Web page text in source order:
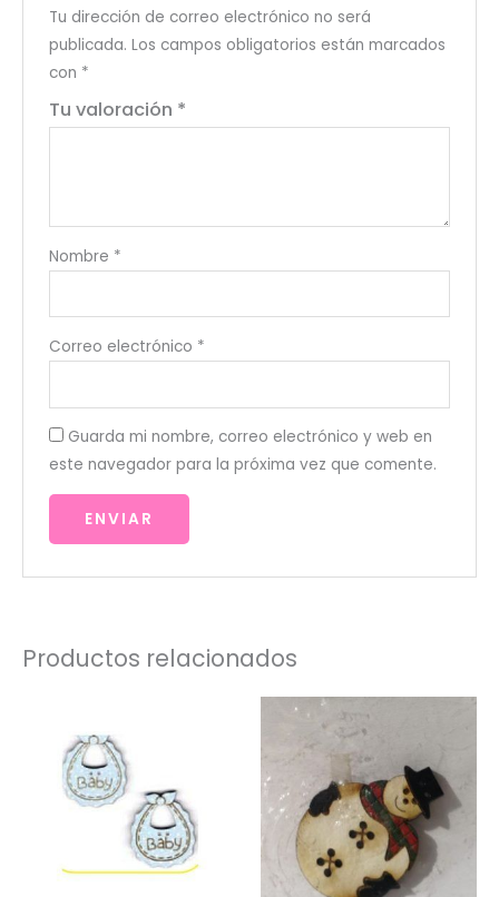
Tu dirección de correo electrónico no será
publicada. Los campos obligatorios están marcados
con *
Tu valoración *
Nombre *
Correo electrónico *
Guarda mi nombre, correo electrónico y web en
este navegador para la próxima vez que comente.
Productos relacionados